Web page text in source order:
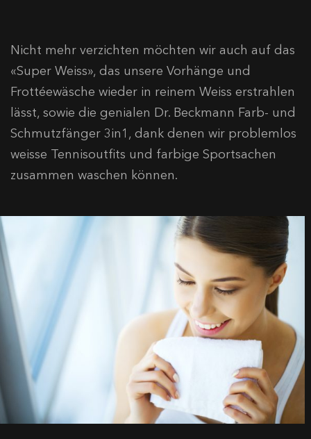
Nicht mehr verzichten möchten wir auch auf das
«Super Weiss», das unsere Vorhänge und
Frottéewäsche wieder in reinem Weiss erstrahlen
lässt, sowie die genialen Dr. Beckmann Farb- und
Schmutzfänger 3in1, dank denen wir problemlos
weisse Tennisoutfits und farbige Sportsachen
zusammen waschen können.